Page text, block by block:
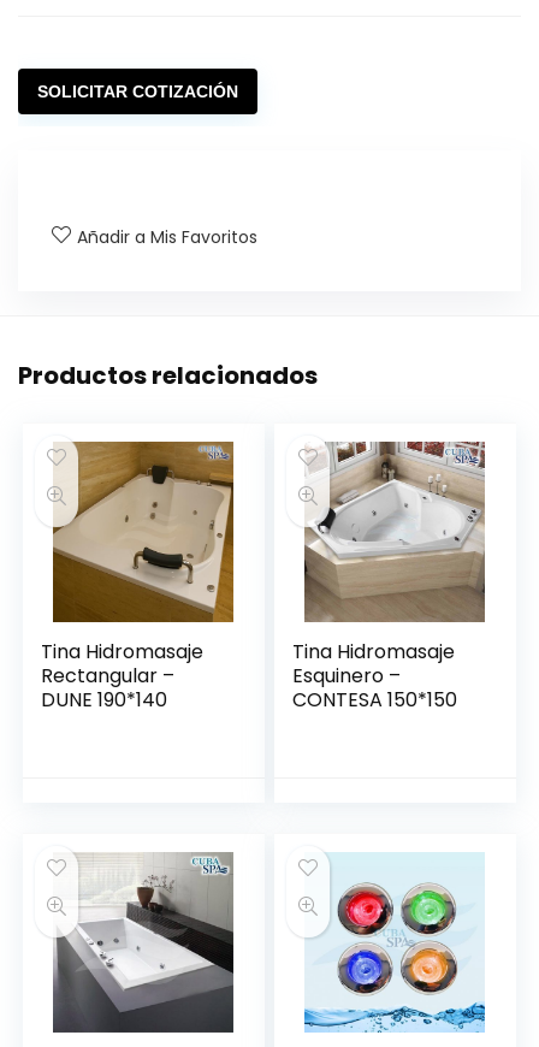
SOLICITAR COTIZACIÓN
Añadir a Mis Favoritos
Productos relacionados
Tina Hidromasaje
Rectangular –
DUNE 190*140
Tina Hidromasaje
Esquinero –
CONTESA 150*150